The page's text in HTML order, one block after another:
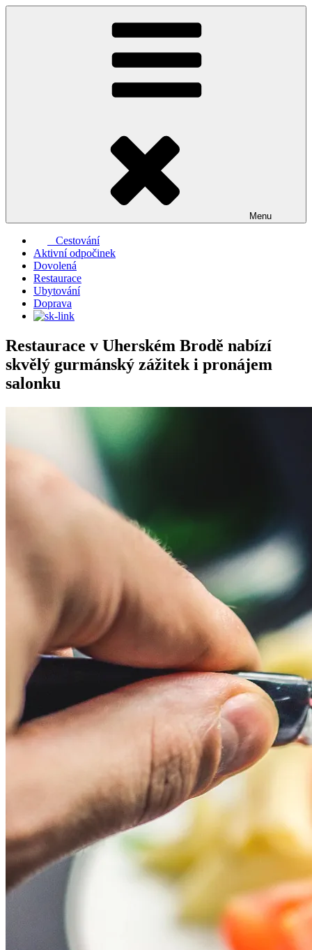
Přejít
Menu
Cestování
Aktivní odpočinek
Dovolená
Restaurace
Ubytování
Doprava
Restaurace v Uherském Brodě nabízí
skvělý gurmánský zážitek i pronájem
salonku